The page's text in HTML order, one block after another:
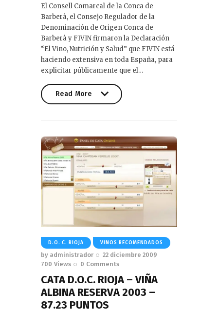
El Consell Comarcal de la Conca de
Barberà, el Consejo Regulador de la
Denominación de Origen Conca de
Barberà y FIVIN firmaron la Declaración
“El Vino, Nutrición y Salud” que FIVIN está
haciendo extensiva en toda España, para
explicitar públicamente que el…
Read More
D.O. C. RIOJA VINOS RECOMENDADOS
by administrador
22 diciembre 2009
700 Views 0 Comments
CATA D.O.C. RIOJA – VIÑA
ALBINA RESERVA 2003 –
87.23 PUNTOS